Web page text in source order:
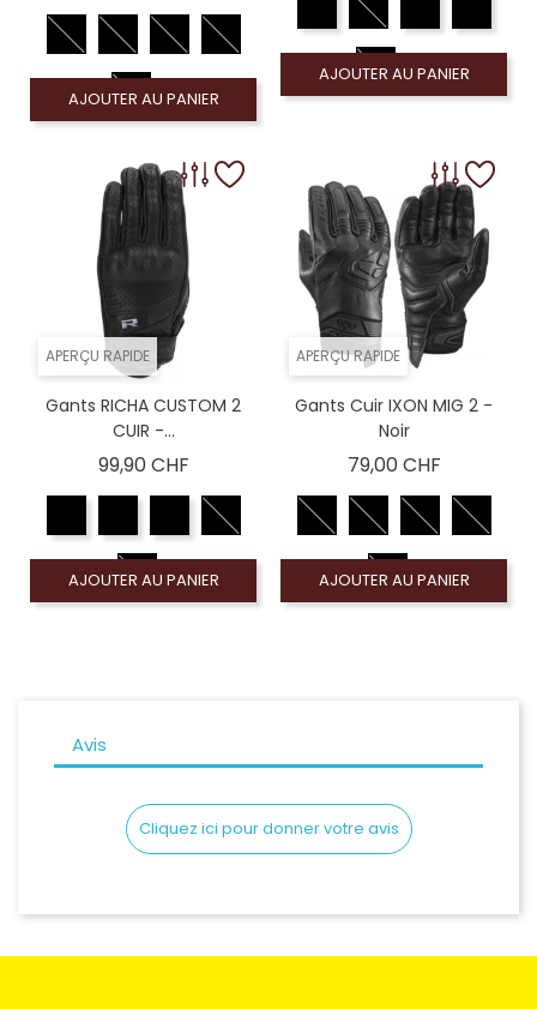
AJOUTER AU PANIER
AJOUTER AU PANIER
APERÇU RAPIDE
Gants RICHA CUSTOM 2
CUIR -...
99,90 CHFPrix
AJOUTER AU PANIER
APERÇU RAPIDE
Gants Cuir IXON MIG 2 -
Noir
79,00 CHFPrix
AJOUTER AU PANIER
Avis
Cliquez ici pour donner votre avis